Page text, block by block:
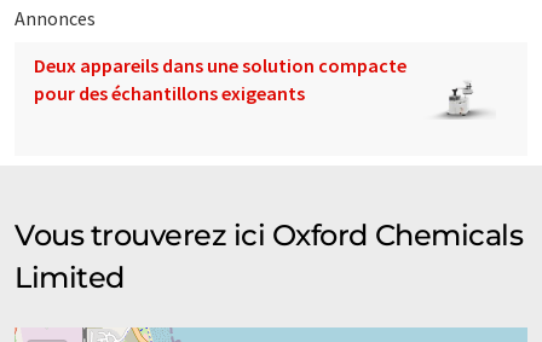
informatique sans intervention humaine. LUMITOS propose
ces traductions automatiques pour présenter un plus large
éventail de présentations d'entreprise. Comme cet article a été
Annonces
Deux appareils dans une solution compacte
pour des échantillons exigeants
Vous trouverez ici Oxford Chemicals
Limited